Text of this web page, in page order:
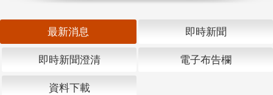
最新消息 即時新聞
即時新聞澄清 電子布告欄
資料下載